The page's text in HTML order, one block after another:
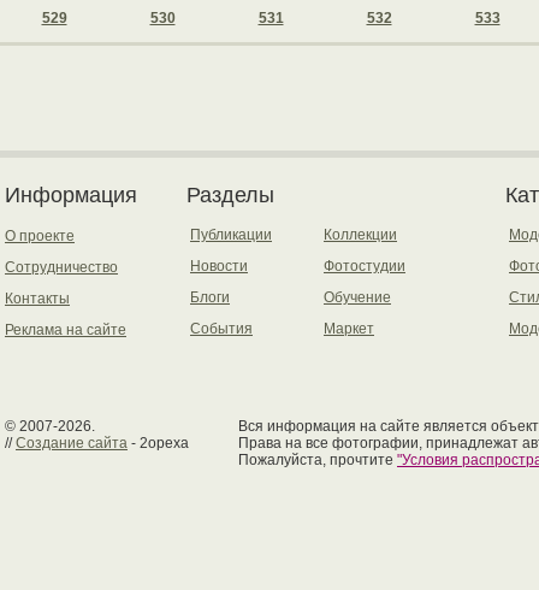
529 530 531 532 533
Информация
О проекте
Сотрудничество
Контакты
Реклама на сайте
Разделы
Публикации
Новости
Блоги
События
Коллекции
Фотостудии
Обучение
Маркет
© 2007-2026.
//Создание сайта - 2opexa
Вся информация на сайте является
Права на все фотографии, принадлежат
Пожалуйста, прочтите "Условия